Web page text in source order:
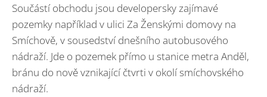
Součástí obchodu jsou developersky zajímavé
pozemky například v ulici Za Ženskými domovy na
Smíchově, v sousedství dnešního autobusového
nádraží. Jde o pozemek přímo u stanice metra Anděl,
bránu do nově vznikající čtvrti v okolí smíchovského
nádraží.